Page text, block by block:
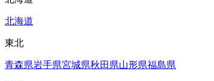
北海道
東北
青森県岩手県宮城県秋田県山形県福島県